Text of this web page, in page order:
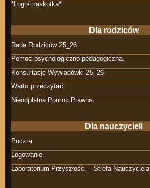
*Logo/maskotka*
Dla rodziców
Rada Rodziców 25_26
Pomoc psychologiczno-pedagogiczna.
Konsultacje Wywiadówki 25_26
Warto przeczytać
Nieodpłatna Pomoc Prawna
Dla nauczycieli
Poczta
Logowanie
Laboratorium Przyszłości – Strefa Nauczyciela